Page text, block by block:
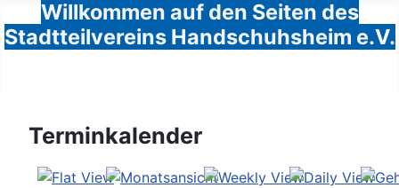
Willkommen auf den Seiten des
Stadtteilvereins Handschuhsheim e.V.
Terminkalender